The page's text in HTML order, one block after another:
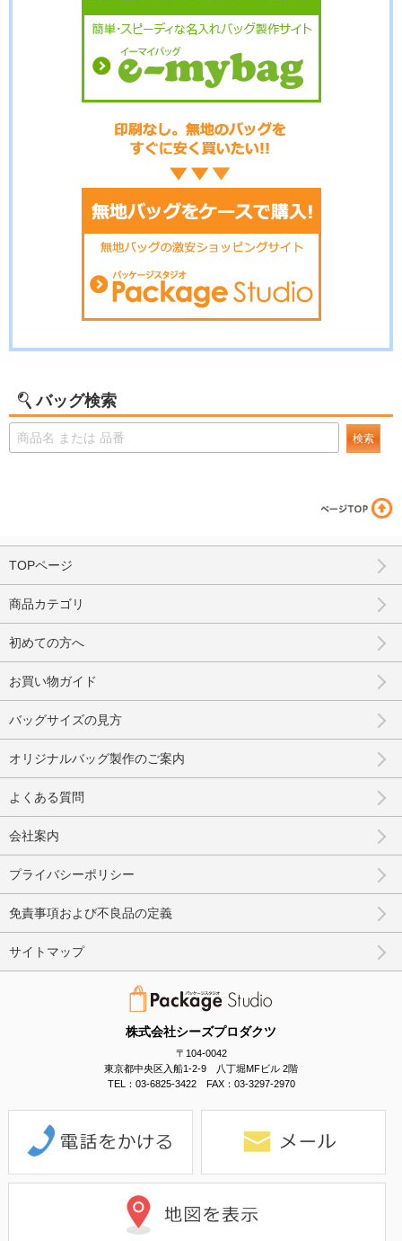
バッグ検索
検索
株式会社シーズプロダクツ
〒104-0042
東京都中央区入船1-2-9 八丁堀MFビル 2階
TEL：03-6825-3422 FAX：03-3297-2970
TOPページ
商品カテゴリ
初めての方へ
お買い物ガイド
バッグサイズの見方
オリジナルバッグ製作のご案内
よくある質問
会社案内
プライバシーポリシー
免責事項および不良品の定義
サイトマップ